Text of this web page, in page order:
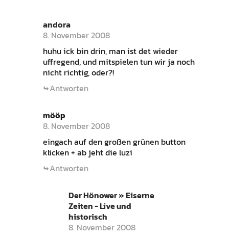
andora
8. November 2008
huhu ick bin drin, man ist det wieder
uffregend, und mitspielen tun wir ja noch
nicht richtig, oder?!
Antworten
mööp
8. November 2008
eingach auf den großen grünen button
klicken + ab jeht die luzi
Antworten
Der Hönower » Eiserne
Zeiten - Live und
historisch
8. November 2008